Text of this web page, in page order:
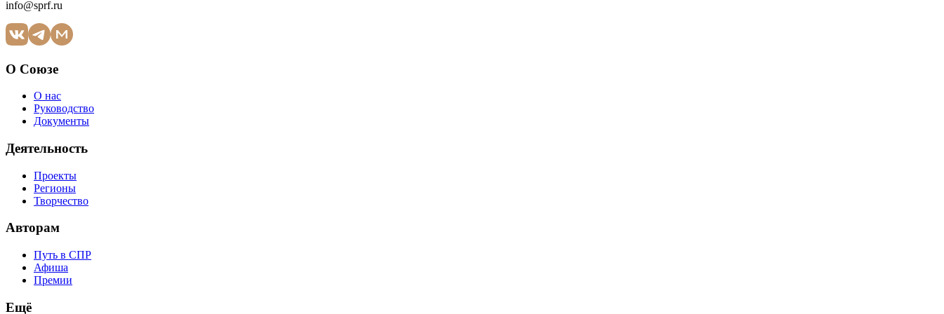
info@sprf.ru
О Союзе
О нас
Руководство
Документы
Деятельность
Проекты
Регионы
Творчество
Авторам
Путь в СПР
Афиша
Премии
Ещё